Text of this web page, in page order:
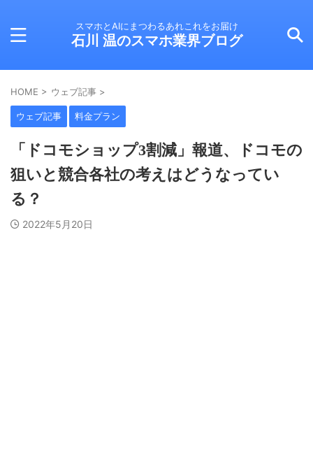
スマホとAIにまつわるあれこれをお届け
石川 温のスマホ業界ブログ
HOME > ウェブ記事 >
ウェブ記事 料金プラン
「ドコモショップ3割減」報道、ドコモの
狙いと競合各社の考えはどうなってい
る？
2022年5月20日